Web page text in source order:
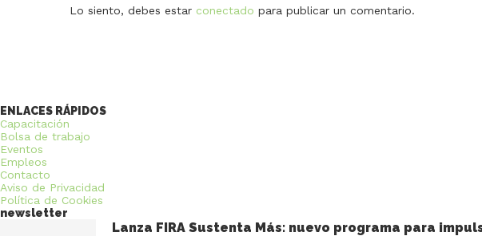
Lo siento, debes estar conectado para publicar un comentario.
ENLACES RÁPIDOS
Capacitación
Bolsa de trabajo
Eventos
Empleos
Contacto
Aviso de Privacidad
Política de Cookies
newsletter
Lanza FIRA Sustenta Más: nuevo programa para